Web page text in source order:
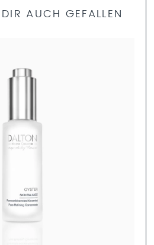
Produkte die richtigen für dich
AUSFÜLLEN
AUCH GEFALLEN